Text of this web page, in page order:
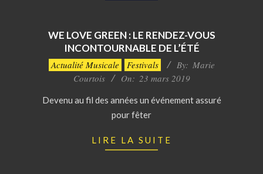
WE LOVE GREEN : LE RENDEZ-VOUS
INCONTOURNABLE DE L’ÉTÉ
2019-Actualité Musicale Festivals By: Marie
Courtois
On: 23 mars 2019
Devenu au fil des années un événement assuré
pour fêter
LIRE LA SUITE